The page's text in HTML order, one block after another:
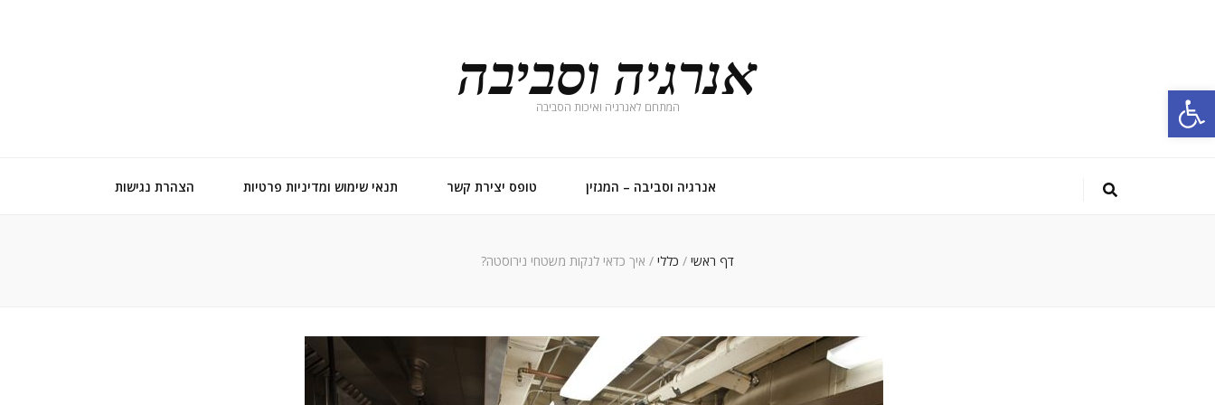
פתח סרגל נגישות אנרגיה וסביבה
המתחם לאנרגיה ואיכות הסביבה
אנרגיה וסביבה – המגזין טופס יצירת קשר תנאי שימוש ומדיניות פרטיות הצהרת נגישות
דף ראשי / כללי / איך כדאי לנקות משטחי נירוסטה?